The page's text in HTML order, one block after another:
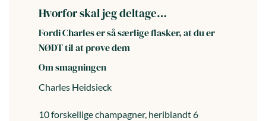
Hvorfor skal jeg deltage…
Fordi Charles er så særlige flasker, at du er
NØDT til at prøve dem
Om smagningen
Charles Heidsieck
10 forskellige champagner, heriblandt 6